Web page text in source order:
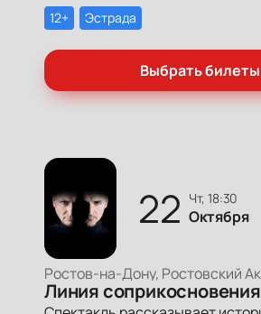
12+ Эстрада
Выбрать билеты
22 чт, 18:30
Октября
Линия соприкосновения